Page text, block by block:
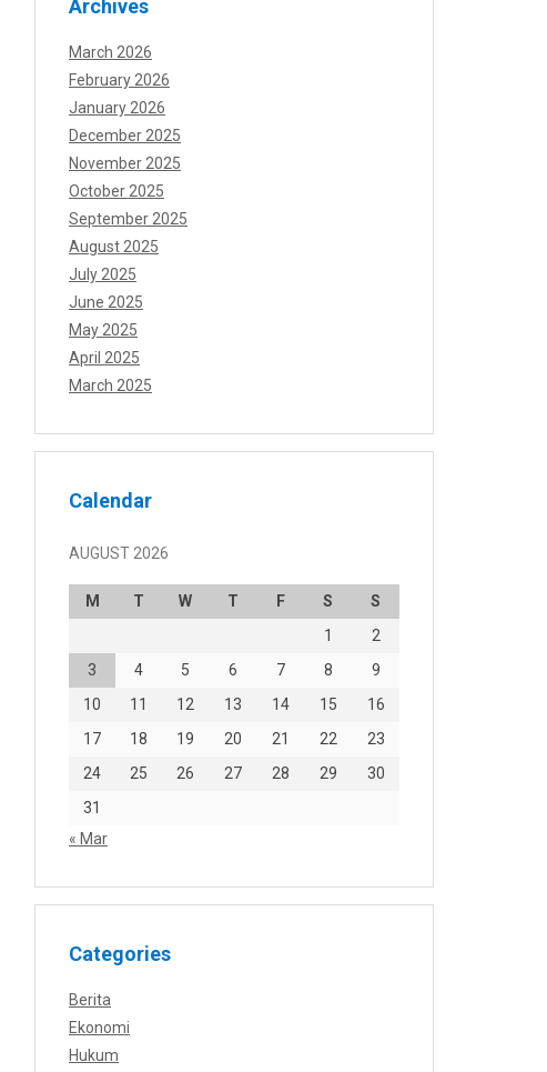
Archives
March 2026
February 2026
January 2026
December 2025
November 2025
October 2025
September 2025
August 2025
July 2025
June 2025
May 2025
April 2025
March 2025
Calendar
AUGUST 2026
M T W T F S
S
1
2
3
4 5 6 7 8
9
10
11 12 13 14 15
16
17
18 19 20 21 22
23
24
25 26 27 28 29
30
31
« Mar
Categories
Berita
Ekonomi
Hukum